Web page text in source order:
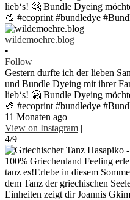
wildemoehre.blog
•
Follow
Gestern durfte ich der lieben
und Bundle Dyeing mit ihrer
lieb‘s! 🤗 Bundle Dyeing
🎨 #ecoprint #bundledye
11 Monaten ago
View on Instagram |
4/9